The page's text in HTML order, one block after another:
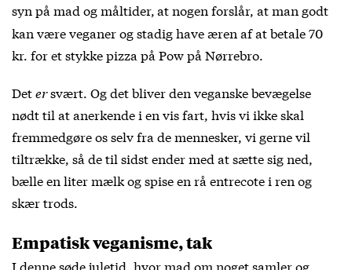
syn på mad og måltider,at nogen forslår, at man godt
kan være veganer og stadig have æren af at betale 70
kr. for et stykke pizza på Pow på Nørrebro.
Detersvært. Og det bliver den veganske bevægelse
nødt til at anerkende i en vis fart, hvis vi ikke skal
fremmedgøre os selv fra de mennesker, vi gerne vil
tiltrække, så de til sidst ender med at sætte sig ned,
bælle en liter mælk og spise en rå entrecote i ren og
skær trods.
Empatisk veganisme, tak
I denne søde juletid, hvor mad om noget samler og